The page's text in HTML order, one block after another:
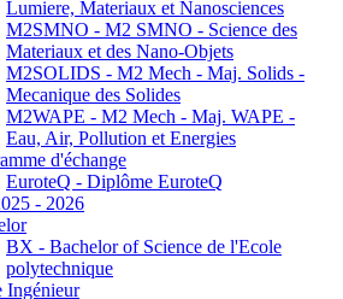
Lumiere, Materiaux et Nanosciences
M2SMNO - M2 SMNO - Science des
Materiaux et des Nano-Objets
M2SOLIDS - M2 Mech - Maj. Solids -
Mecanique des Solides
M2WAPE - M2 Mech - Maj. WAPE -
Eau, Air, Pollution et Energies
d'échange
EuroteQ - Diplôme EuroteQ
- 2026
BX - Bachelor of Science de l'Ecole
polytechnique
Ingénieur